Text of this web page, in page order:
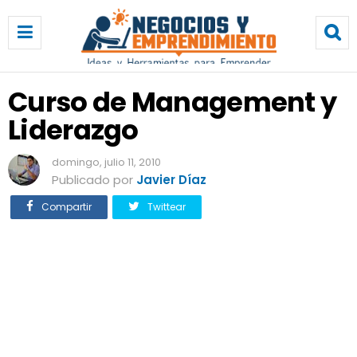
r
s
d
e
M
a
n
a
g
Curso de Management y
Liderazgo
domingo, julio 11, 2010
Publicado por Javier Díaz
Compartir Twittear